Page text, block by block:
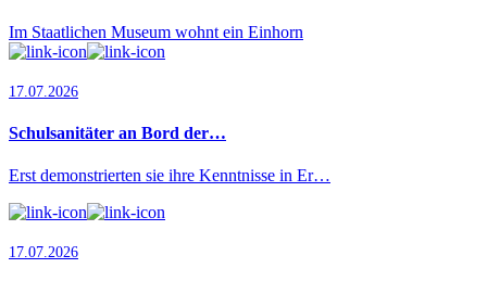
Im Staatlichen Museum wohnt ein Einhorn
17.07.2026
Schulsanitäter an Bord der…
Erst demonstrierten sie ihre Kenntnisse in Er…
17.07.2026